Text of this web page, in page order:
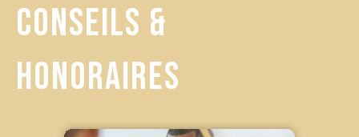
CONSEILS &
HONORAIRES